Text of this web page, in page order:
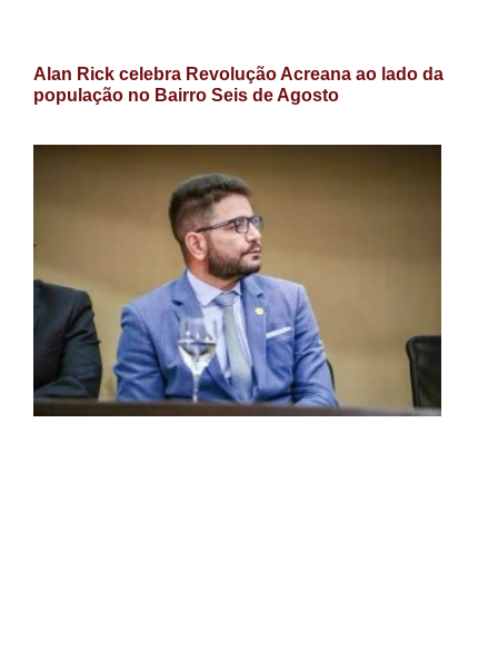
Alan Rick celebra Revolução Acreana ao lado da
população no Bairro Seis de Agosto